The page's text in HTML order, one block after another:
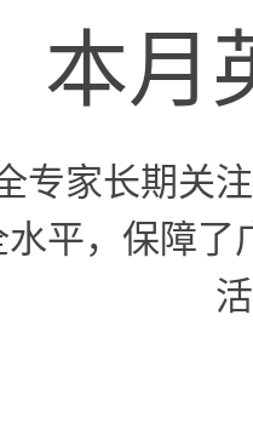
本月
专家长期关
平，保障